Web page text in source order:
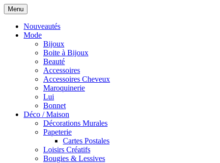
Menu
Nouveautés
Mode
Bijoux
Boite à Bijoux
Beauté
Accessoires
Accessoires Cheveux
Maroquinerie
Lui
Bonnet
Déco / Maison
Décorations Murales
Papeterie
Cartes Postales
Loisirs Créatifs
Bougies & Lessives